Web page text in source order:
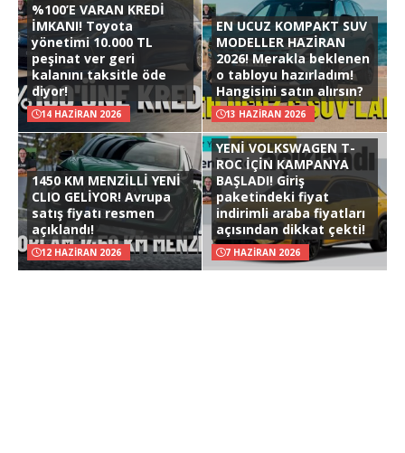
%100’E VARAN KREDİ
İMKANI! Toyota
yönetimi 10.000 TL
peşinat ver geri
kalanını taksitle öde
diyor!
14 HAZIRAN 2026
EN UCUZ KOMPAKT SUV
MODELLER HAZİRAN
2026! Merakla beklenen
o tabloyu hazırladım!
Hangisini satın alırsın?
13 HAZIRAN 2026
1450 KM MENZİLLİ YENİ
CLIO GELİYOR! Avrupa
satış fiyatı resmen
açıklandı!
12 HAZIRAN 2026
YENİ VOLKSWAGEN T-
ROC İÇİN KAMPANYA
BAŞLADI! Giriş
paketindeki fiyat
indirimli araba fiyatları
açısından dikkat çekti!
7 HAZIRAN 2026